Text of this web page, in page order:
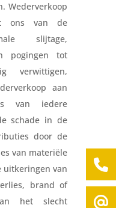
Wederverkoop
ons van de
slijtage,
pogingen tot
verwittigen,
aan
van iedere
schade in de
door de
van materiële
uitkeringen van
brand of
het slecht